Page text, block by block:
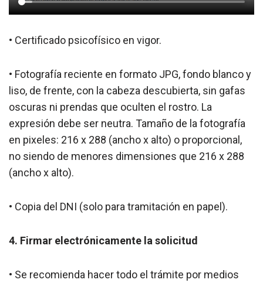
• Certificado psicofísico en vigor.
• Fotografía reciente en formato JPG, fondo blanco y
liso, de frente, con la cabeza descubierta, sin gafas
oscuras ni prendas que oculten el rostro. La
expresión debe ser neutra. Tamaño de la fotografía
en pixeles: 216 x 288 (ancho x alto) o proporcional,
no siendo de menores dimensiones que 216 x 288
(ancho x alto).
• Copia del DNI (solo para tramitación en papel).
4. Firmar electrónicamente la solicitud
• Se recomienda hacer todo el trámite por medios